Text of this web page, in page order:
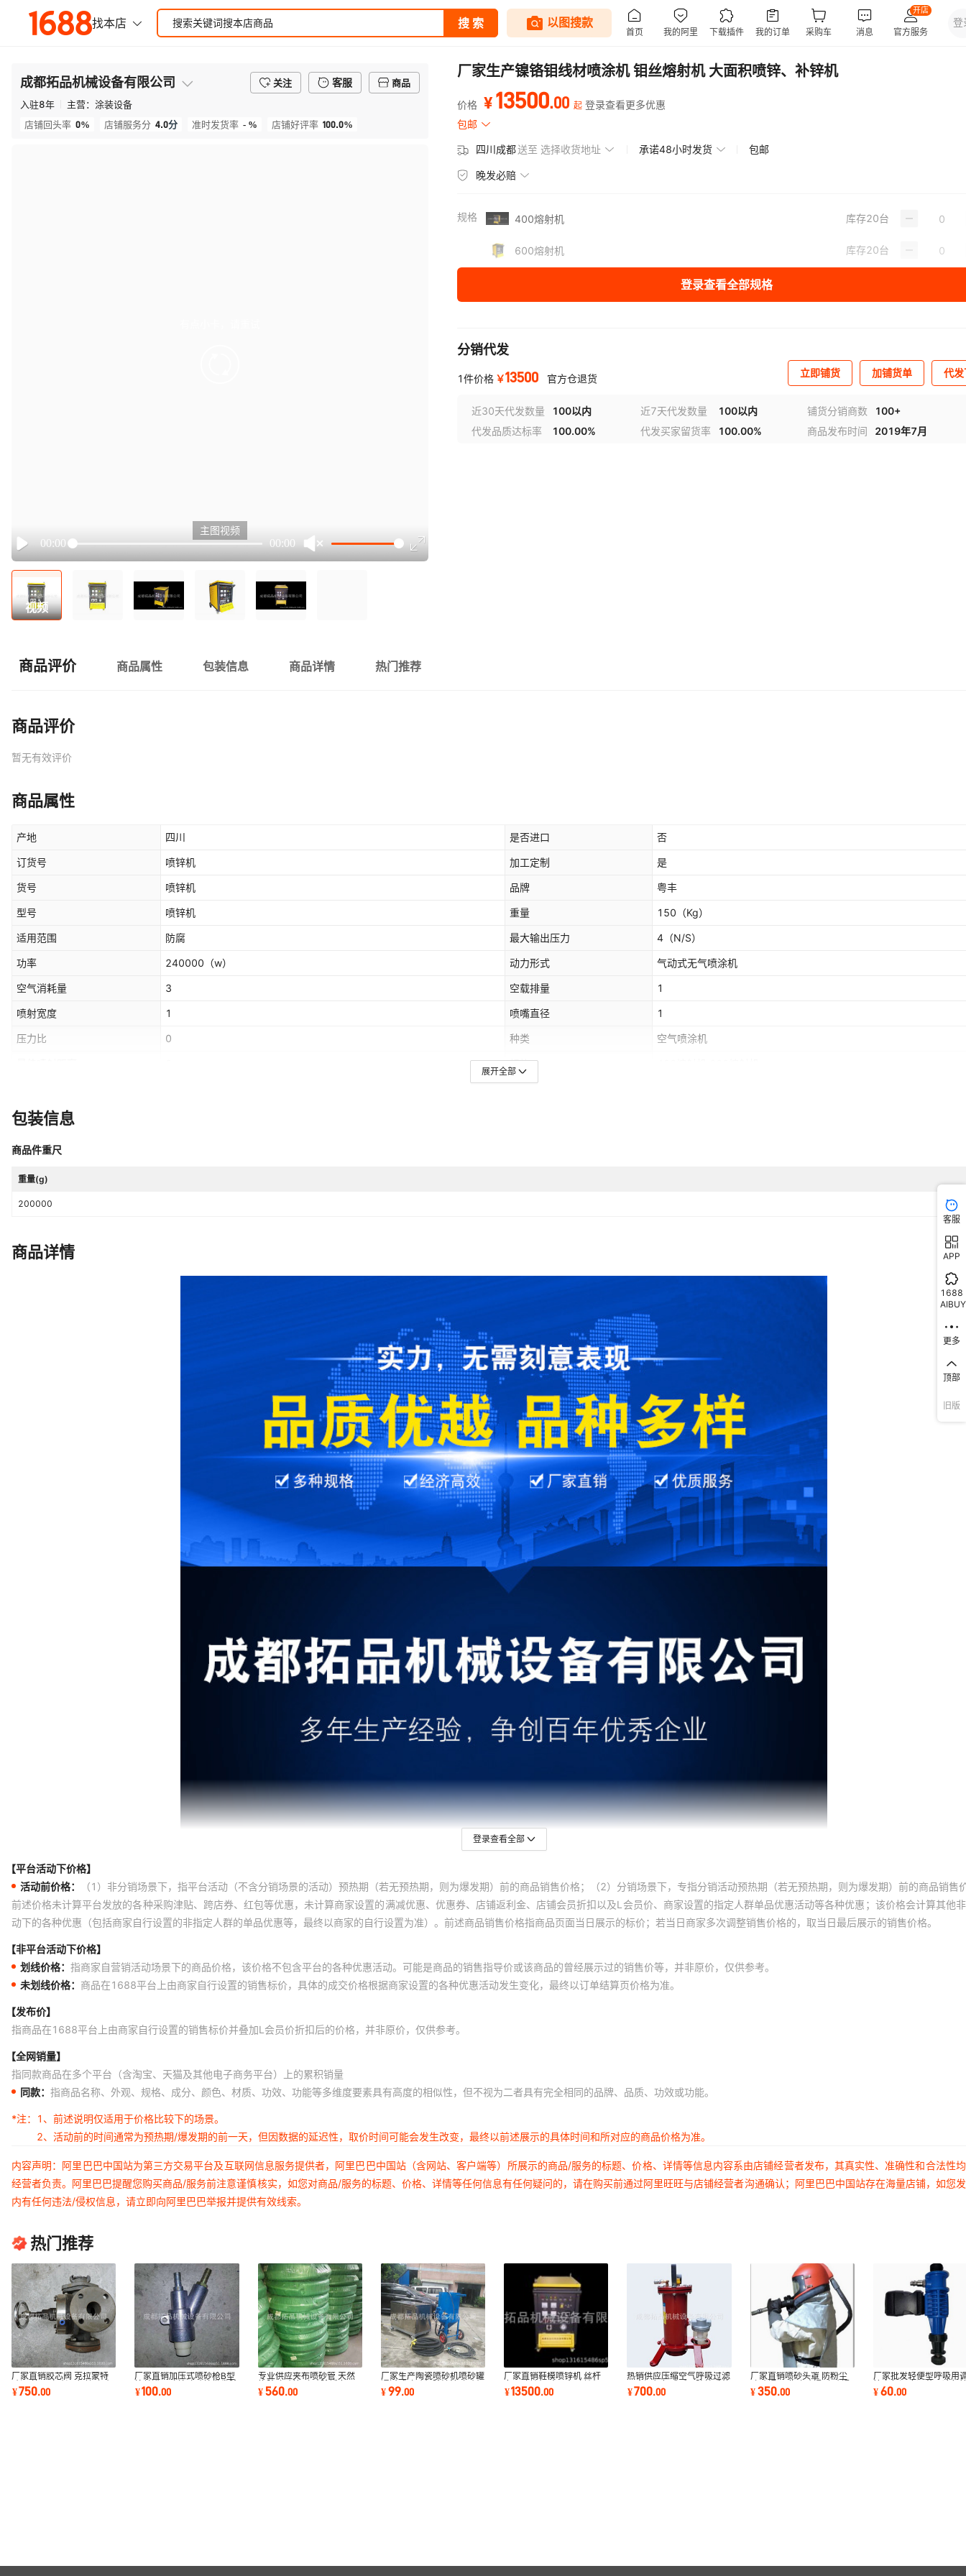
成都拓品机械设备有限公司 关注 客服
商品
入驻8年 主营： 涂装设备
店铺回头率 0% 店铺服务分 4.0分 准时发货率 - % 店铺好评率 100.0%
Play
00:00 00:00
主图视频
视频
厂家生产镍铬钼线材喷涂机 钼丝熔射机 大面积喷锌、补锌机
价格 ¥13500.00 起 登录查看更多优惠
包邮
四川成都送至 选择收货地址 承诺48小时发货 包邮
晚发必赔
规格 400熔射机 库存20台
600熔射机 库存20台
登录查看全部规格
分销代发
1件价格 ￥13500 官方仓退货 立即铺货 加铺货单 代
近30天代发数量 100以内 近7天代发数量 100以内 铺货分销商数
100+
代发品质达标率
100.00% 代发买家留货率 100.00% 商品发布时间 2019年7月
商品评价 商品属性 包装信息 商品详情 热门推荐
商品评价
暂无有效评价
商品属性
产地 四川 是否进口 否
订货号 喷锌机 加工定制 是
货号 喷锌机 品牌 粤丰
型号 喷锌机 重量 150 （Kg）
适用范围 防腐 最大输出压力 4 （N/S）
功率 240000 （w） 动力形式 气动式无气喷涂机
空气消耗量 3 空载排量 1
喷射宽度 1 喷嘴直径 1
压力比 0 种类 空气喷涂机
规格
展开全部
包装信息
商品件重尺
重量(g)
200000
商品详情
登录查看全部
【平台活动下价格】
活动前价格：
（1）非分销场景下，指平台活动（不含分销场景的活动）预热期（若无预热期，则为爆发期）前的商品销售价格；（2）分销场景下，专指分销活动预热期（若无预热期，则为爆发期）前的商品销售
前述价格未计算平台发放的各种采购津贴、跨店券、红包等优惠，未计算商家设置的满减优惠、优惠券、店铺返利金、店铺会员折扣以及L会员价、商家设置的指定人群单品优惠活动等各种优惠；该价格会计算其他
动下的各种优惠（包括商家自行设置的非指定人群的单品优惠等，最终以商家的自行设置为准）。前述商品销售价格指商品页面当日展示的标价；若当日商家多次调整销售价格的，取当日最后展示的销售价格。
【非平台活动下价格】
划线价格： 指商家自营销活动场景下的商品价格，该价格不包含平台的各种优惠活动。可能是商品的销售指导价或该商品的曾经展示过的销售价等，并非原价，仅供参考。
未划线价格： 商品在1688平台上由商家自行设置的销售标价，具体的成交价格根据商家设置的各种优惠活动发生变化，最终以订单结算页价格为准。
【发布价】
指商品在1688平台上由商家自行设置的销售标价并叠加L会员价折扣后的价格，并非原价，仅供参考。
【全网销量】
指同款商品在多个平台（含淘宝、天猫及其他电子商务平台）上的累积销量
同款： 指商品名称、外观、规格、成分、颜色、材质、功效、功能等多维度要素具有高度的相似性，但不视为二者具有完全相同的品牌、品质、功效或功能。
*注：
1、前述说明仅适用于价格比较下的场景。
2、活动前的时间通常为预热期/爆发期的前一天，但因数据的延迟性，取价时间可能会发生改变，最终以前述展示的具体时间和所对应的商品价格为准。
内容声明：阿里巴巴中国站为第三方交易平台及互联网信息服务提供者，阿里巴巴中国站（含网站、客户端等）所展示的商品/服务的标题、价格、详情等信息内容系由店铺经营者发布，其真实性、准确性和合法性
经营者负责。阿里巴巴提醒您购买商品/服务前注意谨慎核实，如您对商品/服务的标题、价格、详情等任何信息有任何疑问的，请在购买前通过阿里旺旺与店铺经营者沟通确认；阿里巴巴中国站存在海量店铺，如您
内有任何违法/侵权信息，请立即向阿里巴巴举报并提供有效线索。
热门推荐
厂家直销胶芯阀 克拉蒙特
砂阀 简易喷砂阀 气控喷砂
阀喷沙喷砂机
¥750.00
厂家直销加压式喷砂枪B型
枪单进风喷枪喷砂枪批发除
锈喷砂机配套
¥100.00
专业供应夹布喷砂管 天然
橡胶喷砂管 喷砂除锈专用
喷砂管高压
¥560.00
厂家生产陶瓷喷砂机喷砂罐
通过式喷砂机除油漆喷砂机
模具全自动
¥99.00
厂家直销鞋模喷锌机 丝杆
专用喷锌机 大面积喷锌机
防腐蚀
¥13500.00
热销供应压缩空气呼吸过滤
器全闭氧气式呼吸防护系统
滤芯精密过滤
¥700.00
厂家直销喷砂头罩 防粉尘
喷砂帽 工业喷砂帽 喷砂帽
批发透气
¥350.00
厂家批发轻便型呼吸用
管空气温度调节器冷气
气管工业降温
¥60.00
客服
APP
1688
AIBUY
更多
顶部
旧版